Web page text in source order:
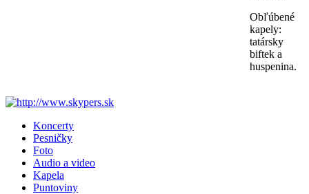
Obľúbené
kapely:
tatársky
biftek a
huspenina.
Koncerty
Pesničky
Foto
Audio a video
Kapela
Puntoviny